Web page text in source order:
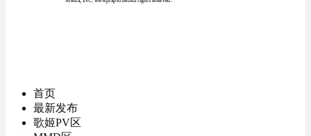
首页
最新发布
歌姬PV区